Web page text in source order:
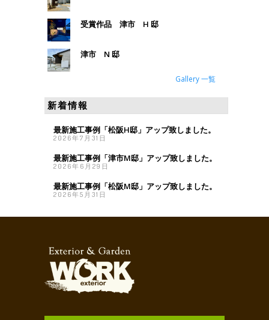
受賞作品 津市 H 邸
津市 N 邸
Gallery 一覧
新着情報
最新施工事例「松阪H邸」アップ致しました。
2026年7月31日
最新施工事例「津市M邸」アップ致しました。
2026年6月29日
最新施工事例「松阪M邸」アップ致しました。
2026年5月31日